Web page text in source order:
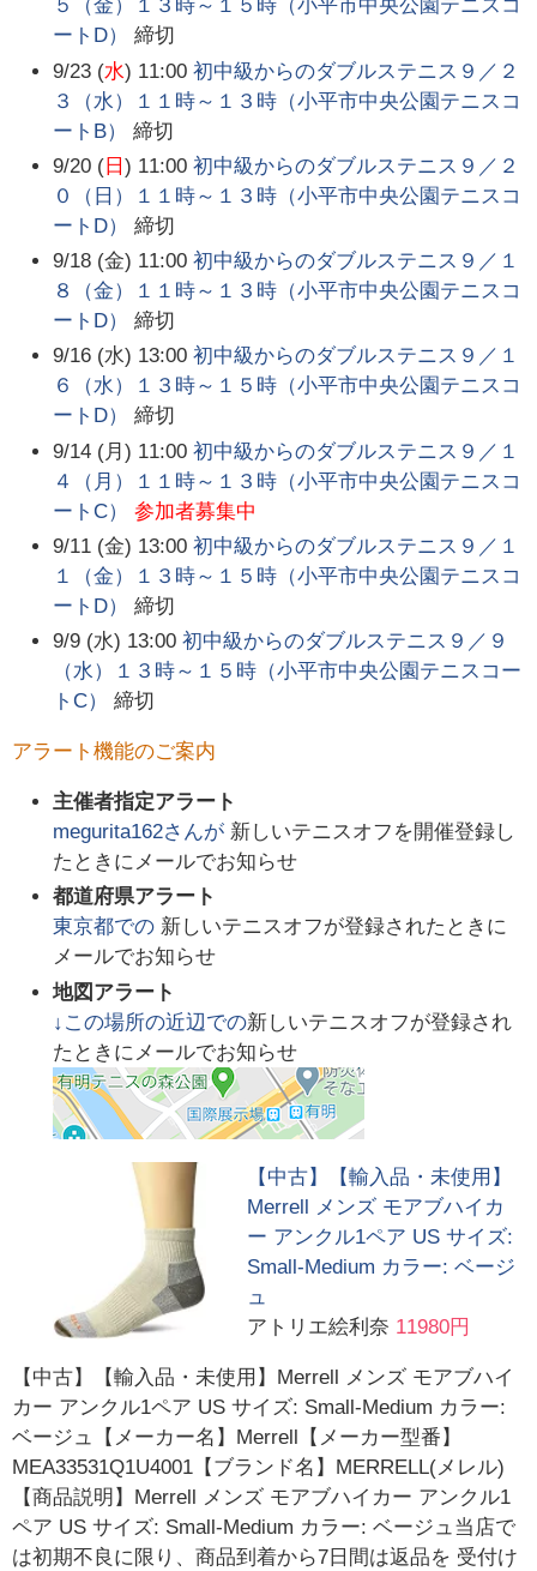
５（金）１３時～１５時（小平市中央公園テニスコ
ートD）
締切
9/23 (水) 11:00 初中級からのダブルステニス９／２
３（水）１１時～１３時（小平市中央公園テニスコ
ートB）
締切
9/20 ( 日) 11:00 初中級からのダブルステニス９／２
０（日）１１時～１３時（小平市中央公園テニスコ
ートD）
締切
9/18 (金) 11:00 初中級からのダブルステニス９／１
８（金）１１時～１３時（小平市中央公園テニスコ
ートD）
締切
9/16 (水) 13:00 初中級からのダブルステニス９／１
６（水）１３時～１５時（小平市中央公園テニスコ
ートD）
締切
9/14 (月) 11:00 初中級からのダブルステニス９／１
４（月）１１時～１３時（小平市中央公園テニスコ
ートC）
参加者募集中
9/11 (金) 13:00 初中級からのダブルステニス９／１
１（金）１３時～１５時（小平市中央公園テニスコ
ートD）
締切
9/9 (水) 13:00 初中級からのダブルステニス９／９
（水）１３時～１５時（小平市中央公園テニスコー
トC）
締切
アラート機能のご案内
主催者指定アラート
megurita162さんが 新しいテニスオフを開催登録し
たときにメールでお知らせ
都道府県アラート
東京都での 新しいテニスオフが登録されたときに
メールでお知らせ
地図アラート
↓この場所の近辺での新しいテニスオフが登録され
たときにメールでお知らせ
【中古】【輸入品・未使用】
Merrell メンズ モアブハイカ
ー アンクル1ペア US サイズ:
Small-Medium カラー: ベージ
ュ
アトリエ絵利奈 11980円
【中古】【輸入品・未使用】Merrell メンズ モアブハイ
カー アンクル1ペア US サイズ: Small-Medium カラー:
ベージュ【メーカー名】Merrell【メーカー型番】
MEA33531Q1U4001【ブランド名】MERRELL(メレル)
【商品説明】Merrell メンズ モアブハイカー アンクル1
ペア US サイズ: Small-Medium カラー: ベージュ当店で
は初期不良に限り、商品到着から7日間は返品を 受付け